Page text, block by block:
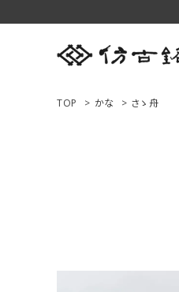
商品一覧
TOP > かな > さゝ舟